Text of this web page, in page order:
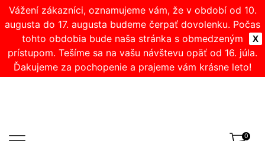
X
Vážení zákazníci, oznamujeme vám, že v období od 10.
augusta do 17. augusta budeme čerpať dovolenku. Počas
tohto obdobia bude naša stránka s obmedzeným
prístupom. Tešíme sa na vašu návštevu opäť od 16. júla.
Ďakujeme za pochopenie a prajeme vám krásne leto!
0